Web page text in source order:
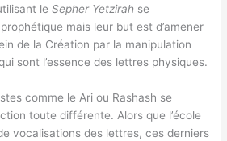
leSepher Yetzirah se
mais leur but est d’amener
de la Création par la manipulation
sont l’essence des lettres physiques.
comme le Ari ou Rashash se
toute différente. Alors que l’école
vocalisations des lettres, ces derniers